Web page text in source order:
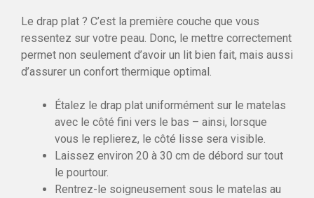
Le drap plat ? C’est la première couche que vous
ressentez sur votre peau. Donc, le mettre correctement
permet non seulement d’avoir un lit bien fait, mais aussi
d’assurer un confort thermique optimal.
Étalez le drap plat uniformément sur le matelas
avec le côté fini vers le bas – ainsi, lorsque
vous le replierez, le côté lisse sera visible.
Laissez environ 20 à 30 cm de débord sur tout
le pourtour.
Rentrez-le soigneusement sous le matelas au